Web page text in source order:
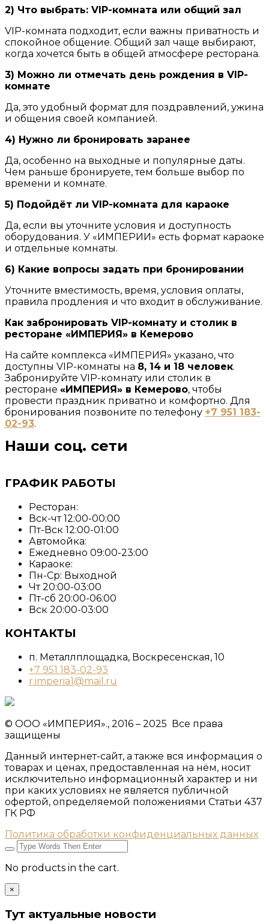
2) Что выбрать: VIP-комната или общий зал
VIP-комната подходит, если важны приватность и
спокойное общение. Общий зал чаще выбирают,
когда хочется быть в общей атмосфере ресторана.
3) Можно ли отмечать день рождения в VIP-
комнате
Да, это удобный формат для поздравлений, ужина
и общения своей компанией.
4) Нужно ли бронировать заранее
Да, особенно на выходные и популярные даты.
Чем раньше бронируете, тем больше выбор по
времени и комнате.
5) Подойдёт ли VIP-комната для караоке
Да, если вы уточните условия и доступность
оборудования. У «ИМПЕРИИ» есть формат караоке
и отдельные комнаты.
6) Какие вопросы задать при бронировании
Уточните вместимость, время, условия оплаты,
правила продления и что входит в обслуживание.
Как забронировать VIP-комнату и столик в
ресторане «ИМПЕРИЯ» в Кемерово
На сайте комплекса «ИМПЕРИЯ» указано, что
доступны VIP-комнаты на 8, 14 и 18 человек.
Забронируйте VIP-комнату или столик в
ресторане «ИМПЕРИЯ» в Кемерово, чтобы
провести праздник приватно и комфортно. Для
бронирования позвоните по телефону +7 951 183-
02-93.
Наши соц. сети
ГРАФИК РАБОТЫ
Ресторан:
Вск-чт 12:00-00:00
Пт-Вск 12:00-01:00
Автомойка:
Ежедневно 09:00-23:00
Караоке:
Пн-Ср: Выходной
Чт 20:00-03:00
Пт-сб 20:00-06:00
Вск 20:00-03:00
КОНТАКТЫ
п. Металлплощадка, ​Воскресенская, 10​
+7 951 183-02-93
r.imperia1@mail.ru
© ООО «ИМПЕРИЯ»., 2016 – 2025 Все права
защищены
Данный интернет-сайт, а также вся информация о
товарах и ценах, предоставленная на нём, носит
исключительно информационный характер и ни
при каких условиях не является публичной
офертой, определяемой положениями Статьи 437
ГК РФ
Политика обработки конфиденциальных данных
No products in the cart.
×
Тут актуальные новости